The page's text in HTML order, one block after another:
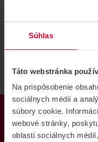
Súhlas
Táto webstránka
Na prispôsobenie
sociálnych médií a
súbory cookie.
webové stránky,
oblasti sociálnych
PRODUKTY